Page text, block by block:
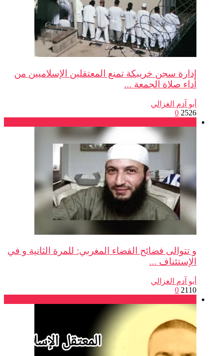
إدارة سجن خريبكة تمنع المعتقلين الإسلاميين من
أداء صلاة الجمعة ...
أبو آدم الغزالي
0
بلاغات
و تتوالى فضائح القضاء المغربي: للمرة الثانية و في
الإستئناف ...
أبو آدم الغزالي
0
بلاغات